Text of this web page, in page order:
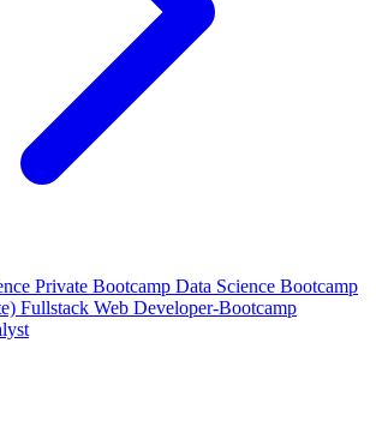
Private Bootcamp Data Science Bootcamp
Fullstack Web Developer-Bootcamp